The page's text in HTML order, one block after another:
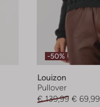
-50%
Louizon
Pullover
€ 139,99 € 69,99